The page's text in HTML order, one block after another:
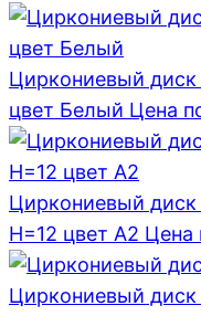
Циркониевый диск
цвет Белый Цена
Циркониевый диск
H=12 цвет A2 Цена
Циркониевый